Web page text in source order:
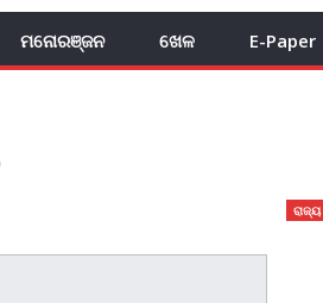
ମନୋରଞ୍ଜନ ଖେଳ E-Paper
ରାଜ୍ୟ